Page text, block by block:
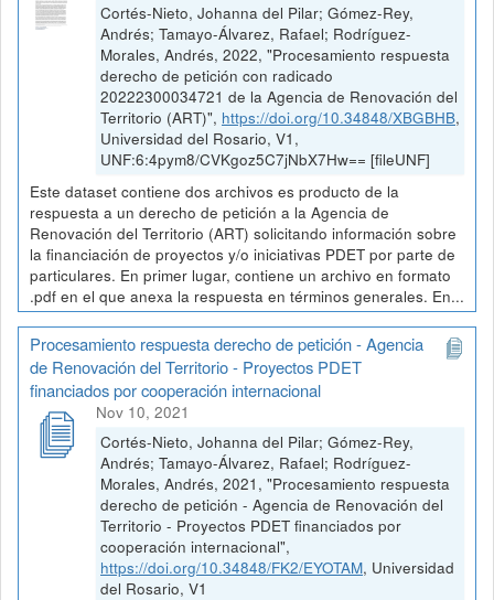
Cortés-Nieto, Johanna del Pilar; Gómez-Rey,
Andrés; Tamayo-Álvarez, Rafael; Rodríguez-
Morales, Andrés, 2022, "Procesamiento respuesta
derecho de petición con radicado
20222300034721 de la Agencia de Renovación del
Territorio (ART)", https://doi.org/10.34848/XBGBHB,
Universidad del Rosario, V1,
UNF:6:4pym8/CVKgoz5C7jNbX7Hw== [fileUNF]
Este dataset contiene dos archivos es producto de la
respuesta a un derecho de petición a la Agencia de
Renovación del Territorio (ART) solicitando información sobre
la financiación de proyectos y/o iniciativas PDET por parte de
particulares. En primer lugar, contiene un archivo en formato
.pdf en el que anexa la respuesta en términos generales. En...
Procesamiento respuesta derecho de petición - Agencia
de Renovación del Territorio - Proyectos PDET
financiados por cooperación internacional
Nov 10, 2021
Cortés-Nieto, Johanna del Pilar; Gómez-Rey,
Andrés; Tamayo-Álvarez, Rafael; Rodríguez-
Morales, Andrés, 2021, "Procesamiento respuesta
derecho de petición - Agencia de Renovación del
Territorio - Proyectos PDET financiados por
cooperación internacional",
https://doi.org/10.34848/FK2/EYOTAM, Universidad
del Rosario, V1